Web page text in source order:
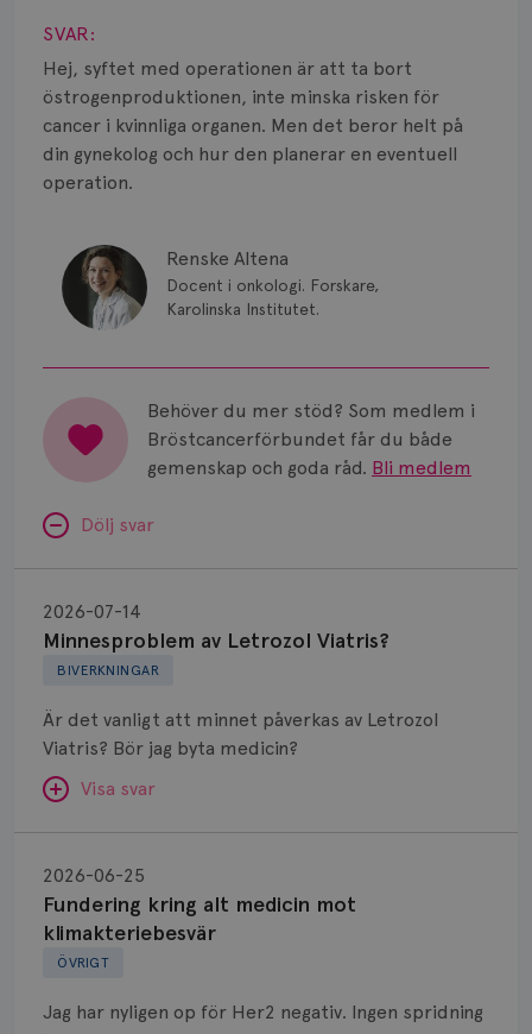
SVAR:
Hej, syftet med operationen är att ta bort
östrogenproduktionen, inte minska risken för
cancer i kvinnliga organen. Men det beror helt på
din gynekolog och hur den planerar en eventuell
operation.
Renske Altena
Docent i onkologi. Forskare,
Karolinska Institutet.
Behöver du mer stöd? Som medlem i
Bröstcancerförbundet får du både
gemenskap och goda råd. Bli medlem
Dölj svar
BIVERKNINGAR
Minnesproblem av Letrozol Viatris?
2026-07-14
Är det vanligt att minnet påverkas av Letrozol
Viatris? Bör jag byta medicin?
Visa svar
SVAR:
Hej. Oavsett vilken hormonsänkande behandling
(men även cytostatika) man får så kan en del
uppleva negativ påverkan på minnet. Prata din
märke eller annan aromatashämmare. Det kan ofta
Letrozol
Viatris?
ÖVRIGT
Fundering kring alt medicin mot
klimakteriebesvär
2026-06-25
Jag har nyligen op för Her2 negativ. Ingen spridning
kring
medicin
Prognos
Risker
Spridd bröstcancer
Strålning